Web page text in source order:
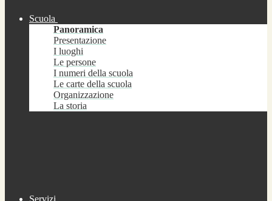
Scuola
Panoramica
Presentazione
I luoghi
Le persone
I numeri della scuola
Le carte della scuola
Organizzazione
La storia